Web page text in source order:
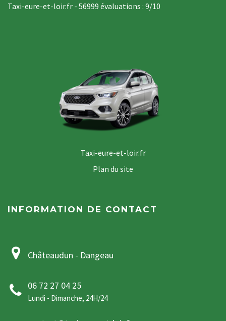
Taxi-eure-et-loir.fr - 56999 évaluations : 9/10
Taxi-eure-et-loir.fr
Plan du site
INFORMATION DE CONTACT
Châteaudun - Dangeau
06 72 27 04 25
Lundi - Dimanche, 24H/24